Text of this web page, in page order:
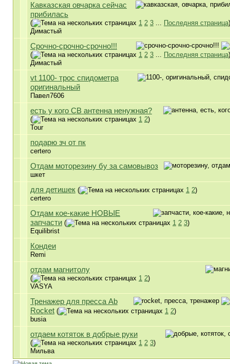
Кавказская овчарка сейчас
прибилась
( 1 2 3 ... Последняя страница)
Димастый
Срочно-срочно-срочно!!!
( 1 2 3 ... Последняя страница)
Димастый
vt 1100- трос спидометра
оригинальный
Павел7606
есть у кого CB антенна ненужная?
( 1 2)
Tour
подарю зч от пк
certero
Отдам моторезину бу за самовывоз
шкет
для детишек ( 1 2)
certero
Отдам кое-какие НОВЫЕ
запчасти ( 1 2 3)
Equilibrist
Кондеи
Remi
отдам магнитолу
( 1 2)
VASYA
Тренажер для пресса Ab
Rocket ( 1 2)
busia
отдаем котяток в добрые руки
( 1 2 3)
Мильва